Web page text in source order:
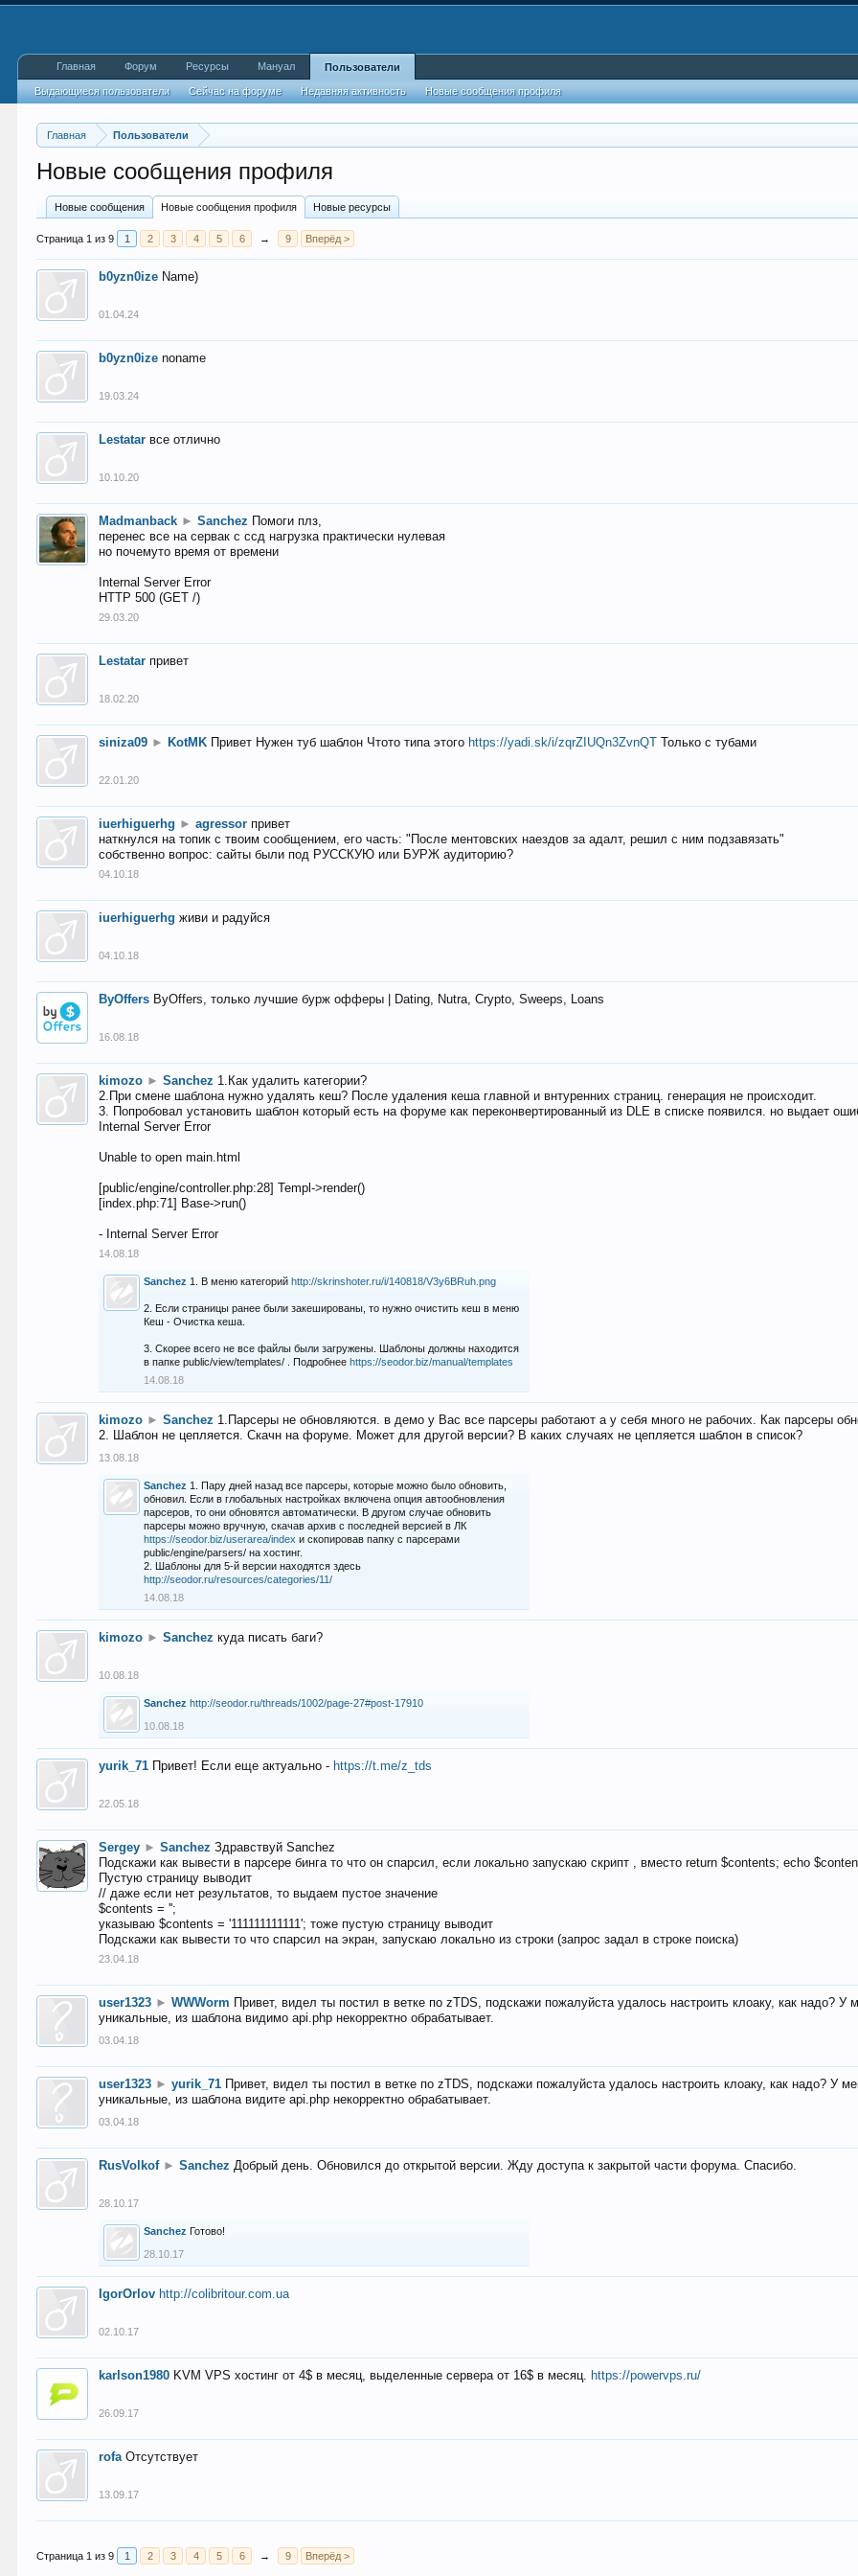
Главная Пользователи
Новые сообщения профиля
Новые сообщения Новые сообщения профиля Новые ресурсы
Страница 1 из 9 1 2 3 4 5 6 → 9 Вперёд >
b0yzn0ize Name)
01.04.24
b0yzn0ize noname
19.03.24
Lestatar все отлично
10.10.20
Madmanback ► Sanchez Помоги плз,
перенес все на сервак с ссд нагрузка практически нулевая
но почемуто время от времени
Internal Server Error
HTTP 500 (GET /)
29.03.20
Lestatar привет
18.02.20
siniza09 ► KotMK Привет Нужен туб шаблон Чтото типа этого https://yadi.sk/i/zqrZIUQn3ZvnQT Только с тубами
22.01.20
iuerhiguerhg ► agressor привет
наткнулся на топик с твоим сообщением, его часть: "После ментовских наездов за адалт, решил с ним подзавязать"
собственно вопрос: сайты были под РУССКУЮ или БУРЖ аудиторию?
04.10.18
iuerhiguerhg живи и радуйся
04.10.18
ByOffers ByOffers, только лучшие бурж офферы | Dating, Nutra, Crypto, Sweeps, Loans
16.08.18
kimozo ► Sanchez 1.Как удалить категории?
2.При смене шаблона нужно удалять кеш? После удаления кеша главной и внтуренних страниц. генерация не происходит.
3. Попробовал установить шаблон который есть на форуме как переконвертированный из DLE в списке появился. но выдает
Internal Server Error
Unable to open main.html
[public/engine/controller.php:28] Templ->render()
[index.php:71] Base->run()
- Internal Server Error
14.08.18
Sanchez 1. В меню категорийhttp://skrinshoter.ru/i/140818/V3y6BRuh.png
2. Если страницы ранее были закешированы, то нужно очистить кеш в меню
Кеш - Очистка кеша.
3. Скорее всего не все файлы были загружены. Шаблоны должны находится
в папке public/view/templates/ . Подробнееhttps://seodor.biz/manual/templates
14.08.18
kimozo ► Sanchez 1.Парсеры не обновляются. в демо у Вас все парсеры работают а у себя много не рабочих. Как парсеры
2. Шаблон не цепляется. Скачн на форуме. Может для другой версии? В каких случаях не цепляется шаблон в список?
13.08.18
Sanchez 1. Пару дней назад все парсеры, которые можно было обновить,
обновил. Если в глобальных настройках включена опция автообновления
парсеров, то они обновятся автоматически. В другом случае обновить
парсеры можно вручную, скачав архив с последней версией в ЛК
https://seodor.biz/userarea/index и скопировав папку с парсерами
public/engine/parsers/ на хостинг.
2. Шаблоны для 5-й версии находятся здесь
http://seodor.ru/resources/categories/11/
14.08.18
kimozo ► Sanchez куда писать баги?
10.08.18
Sanchez http://seodor.ru/threads/1002/page-27#post-17910
10.08.18
yurik_71 Привет! Если еще актуально - https://t.me/z_tds
22.05.18
Sergey ► Sanchez Здравствуй Sanchez
Подскажи как вывести в парсере бинга то что он спарсил, если локально запускаю скрипт , вместо return $contents; echo
Пустую страницу выводит
// даже если нет результатов, то выдаем пустое значение
$contents = '';
указываю $contents = '111111111111'; тоже пустую страницу выводит
Подскажи как вывести то что спарсил на экран, запускаю локально из строки (запрос задал в строке поиска)
23.04.18
user1323 ► WWWorm Привет, видел ты постил в ветке по zTDS, подскажи пожалуйста удалось настроить клоаку, как надо?
уникальные, из шаблона видимо api.php некорректно обрабатывает.
03.04.18
user1323 ► yurik_71 Привет, видел ты постил в ветке по zTDS, подскажи пожалуйста удалось настроить клоаку, как надо? У
уникальные, из шаблона видите api.php некорректно обрабатывает.
03.04.18
RusVolkof ► Sanchez Добрый день. Обновился до открытой версии. Жду доступа к закрытой части форума. Спасибо.
28.10.17
Sanchez Готово!
28.10.17
IgorOrlov http://colibritour.com.ua
02.10.17
karlson1980 KVM VPS хостинг от 4$ в месяц, выделенные сервера от 16$ в месяц. https://powervps.ru/
26.09.17
rofa Отсутствует
13.09.17
Страница 1 из 9 1 2 3 4 5 6 → 9 Вперёд >
Главная Форум Ресурсы Мануал Пользователи
Выдающиеся пользователи Сейчас на форуме Недавняя активность Новые сообщения профиля